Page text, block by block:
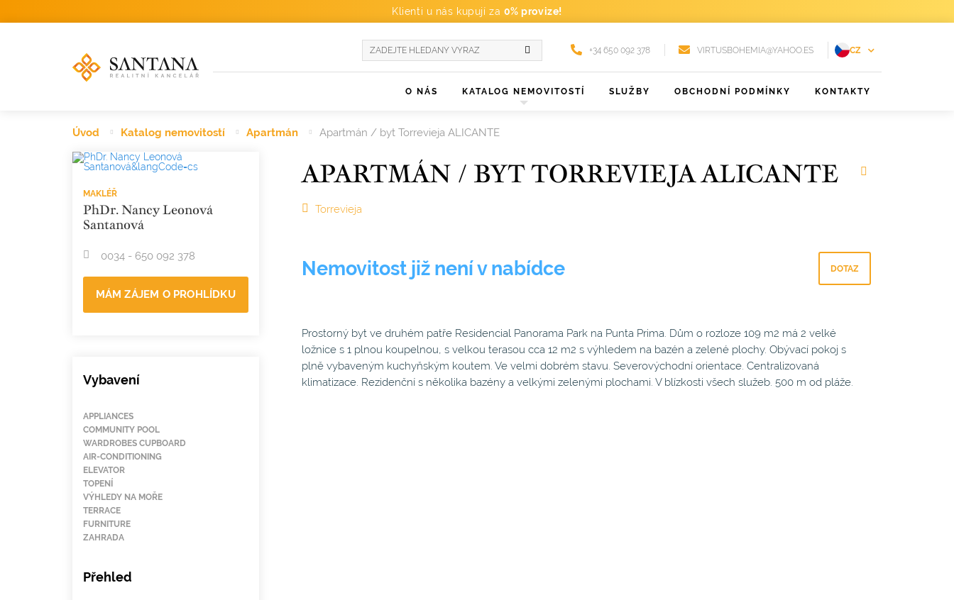
Klienti u nás kupují za 0% provize!
+34 650 092 378 VIRTUSBOHEMIA@YAHOO.ES CZ
O NÁS KATALOG NEMOVITOSTÍ SLUŽBY OBCHODNÍ PODMÍNKY KONTAKTY
Úvod Katalog nemovitostí Apartmán Apartmán / byt Torrevieja ALICANTE
APARTMÁN / BYT TORREVIEJA ALICANTE
Torrevieja
Nemovitost již není v nabídce DOTAZ
Prostorný byt ve druhém patře Residencial Panorama Park na Punta Prima. Dům o rozloze 109 m2 má 2 velké
ložnice s 1 plnou koupelnou, s velkou terasou cca 12 m2 s výhledem na bazén a zelené plochy. Obývací pokoj s
plně vybaveným kuchyňským koutem. Ve velmi dobrém stavu. Severovýchodní orientace. Centralizovaná
klimatizace. Rezidenční s několika bazény a velkými zelenými plochami. V blízkosti všech služeb. 500 m od pláže.
MAKLÉŘ
PhDr. Nancy Leonová
Santanová
0034 - 650 092 378
MÁM ZÁJEM O PROHLÍDKU
Vybavení
APPLIANCES
COMMUNITY POOL
WARDROBES CUPBOARD
AIR-CONDITIONING
ELEVATOR
TOPENÍ
VÝHLEDY NA MOŘE
TERRACE
FURNITURE
ZAHRADA
Přehled